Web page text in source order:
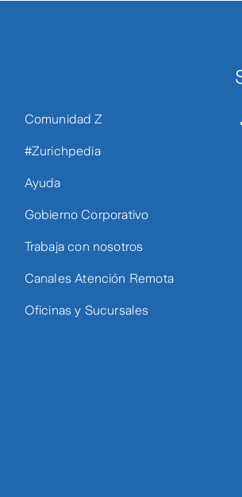
Comunidad Z
#Zurichpedia
Ayuda
Gobierno Corporativo
Trabaja con nosotros
Canales Atención Remota
Oficinas y Sucursales